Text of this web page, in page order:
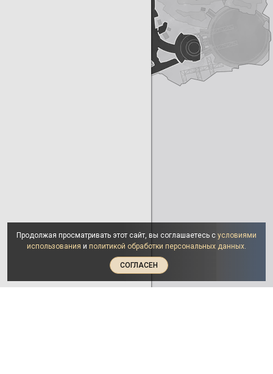
Продолжая просматривать этот сайт, вы соглашаетесь с условиями
использования и политикой обработки персональных данных.
СОГЛАСЕН